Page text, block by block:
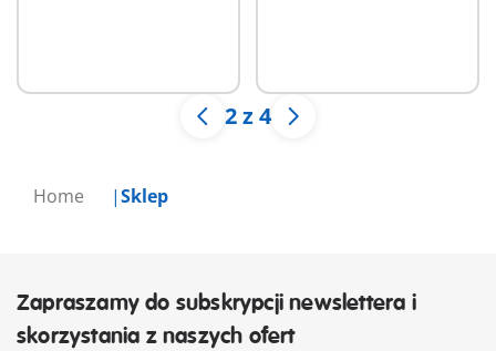
Home Sklep
2 z 4
Zapraszamy do subskrypcji newslettera i
skorzystania z naszych ofert